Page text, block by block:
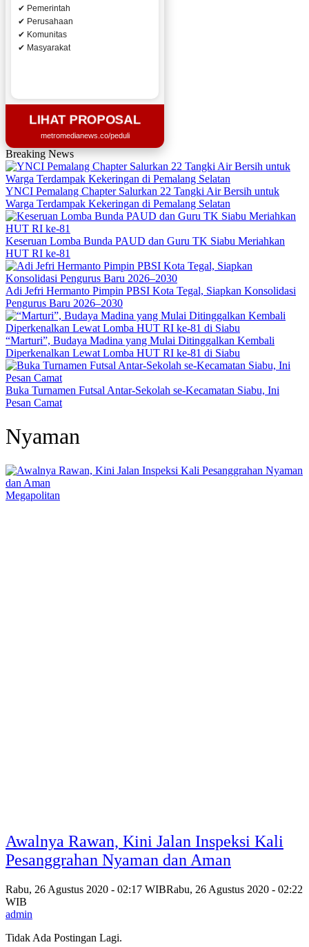
✔ Pemerintah
✔ Perusahaan
✔ Komunitas
✔ Masyarakat
LIHAT PROPOSAL
metromedianews.co/peduli
Breaking News
YNCI Pemalang Chapter Salurkan 22 Tangki Air Bersih untuk
Warga Terdampak Kekeringan di Pemalang Selatan
Keseruan Lomba Bunda PAUD dan Guru TK Siabu Meriahkan
HUT RI ke-81
Adi Jefri Hermanto Pimpin PBSI Kota Tegal, Siapkan Konsolidasi
Pengurus Baru 2026–2030
“Marturi”, Budaya Madina yang Mulai Ditinggalkan Kembali
Diperkenalkan Lewat Lomba HUT RI ke-81 di Siabu
Buka Turnamen Futsal Antar-Sekolah se-Kecamatan Siabu, Ini
Pesan Camat
Nyaman
Megapolitan
Awalnya Rawan, Kini Jalan Inspeksi Kali
Pesanggrahan Nyaman dan Aman
Rabu, 26 Agustus 2020 - 02:17 WIBRabu, 26 Agustus 2020 - 02:22
WIB
admin
Tidak Ada Postingan Lagi.